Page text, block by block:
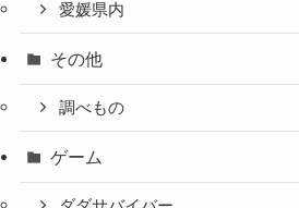
愛媛県内
その他
調べもの
ゲーム